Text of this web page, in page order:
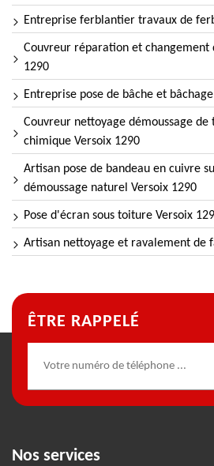
Entreprise ferblantier travaux de
Couvreur réparation et changement
1290
Entreprise pose de bâche et
Couvreur nettoyage démoussage
chimique Versoix 1290
Artisan pose de bandeau en cuivre
démoussage naturel Versoix 1290
Pose d'écran sous toiture Versoix
Artisan nettoyage et ravalement de
ÊTRE RAPPELÉ
Nos services